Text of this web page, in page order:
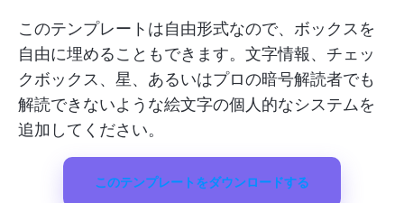
このテンプレートは自由形式なので、ボックスを
自由に埋めることもできます。文字情報、チェッ
クボックス、星、あるいはプロの暗号解読者でも
解読できないような絵文字の個人的なシステムを
追加してください。
このテンプレートをダウンロードする